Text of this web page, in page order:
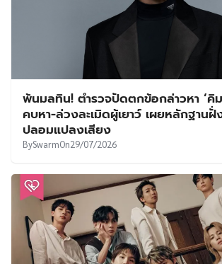
พ้นมลทิน! ตำรวจปัดตกข้อกล่าวหา ‘คิ
คบหา-ล่วงละเมิดผู้เยาว์ เผยหลักฐาน
ปลอมแปลงเสียง
BySwarmOn29/07/2026